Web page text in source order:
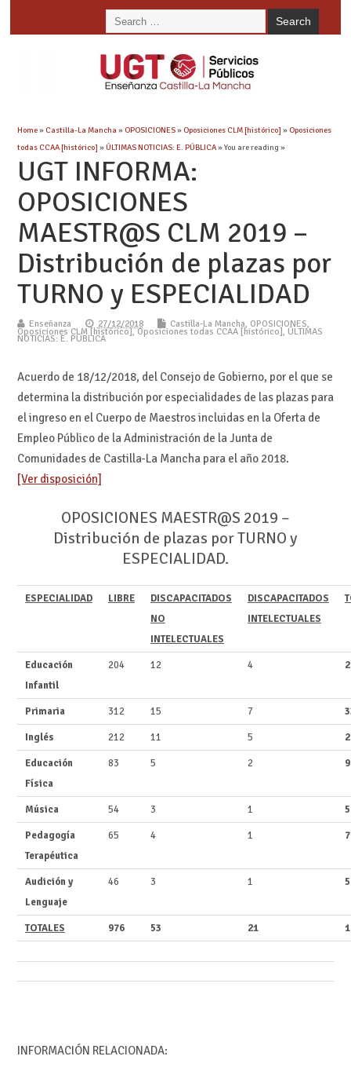
Home» Castilla-La Mancha » OPOSICIONES» Oposiciones CLM [histórico] » Oposiciones
todas CCAA [histórico] »ÚLTIMAS NOTICIAS: E. PÚBLICA» You are reading »
UGT INFORMA:
OPOSICIONES
MAESTR@S CLM 2019 –
Distribución de plazas por
TURNO y ESPECIALIDAD
Enseñanza 27/12/2018 Castilla-La Mancha, OPOSICIONES,
Oposiciones CLM [histórico],Oposiciones todas CCAA [histórico], ÚLTIMAS
NOTICIAS: E. PÚBLICA
Acuerdo de 18/12/2018, del Consejo de Gobierno, por el que se
determina la distribución por especialidades de las plazas para
el ingreso en el Cuerpo de Maestros incluidas en la Oferta de
Empleo Público de la Administración de la Junta de
Comunidades de Castilla-La Mancha para el año 2018.
[Ver disposición]
OPOSICIONES MAESTR@S 2019 –
Distribución de plazas por TURNO y
ESPECIALIDAD.
ESPECIALIDAD LIBRE
DISCAPACITADOS
NO
INTELECTUALES
DISCAPACITADOS
INTELECTUALES
Educación
Infantil
204 12 4
Primaria 312 15 7
Inglés 212 11 5
Educación
Física
83 5 2
Música 54 3 1
Pedagogía
Terapéutica
65 4 1
Audición y
Lenguaje
46 3 1
TOTALES 976 53 21
INFORMACIÓN RELACIONADA: